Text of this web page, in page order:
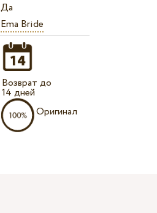
Да
Ema Bride
Возврат до
14 дней
Оригинал